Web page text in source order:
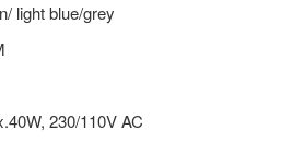
light blue/grey
230/110V AC